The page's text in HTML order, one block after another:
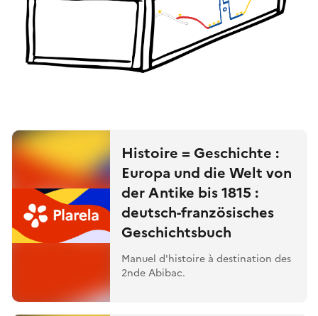
Histoire = Geschichte :
Europa und die Welt von
der Antike bis 1815 :
deutsch-französisches
Geschichtsbuch
Manuel d'histoire à destination des
2nde Abibac.